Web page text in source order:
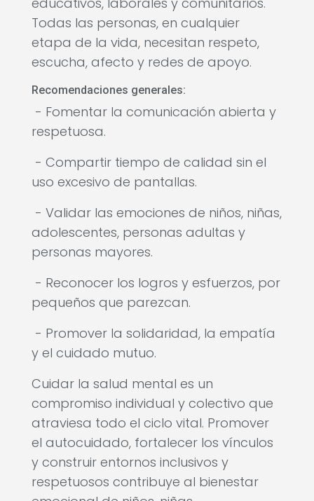
Todas las personas, en cualquier
etapa de la vida, necesitan respeto,
escucha, afecto y redes de apoyo.
Recomendaciones generales:
- Fomentar la comunicación abierta y
respetuosa.
- Compartir tiempo de calidad sin el
uso excesivo de pantallas.
- Validar las emociones de niños, niñas,
adolescentes, personas adultas y
personas mayores.
- Reconocer los logros y esfuerzos, por
pequeños que parezcan.
- Promover la solidaridad, la empatía
y el cuidado mutuo.
Cuidar la salud mental es un
compromiso individual y colectivo que
atraviesa todo el ciclo vital. Promover
el autocuidado, fortalecer los vínculos
y construir entornos inclusivos y
respetuosos contribuye al bienestar